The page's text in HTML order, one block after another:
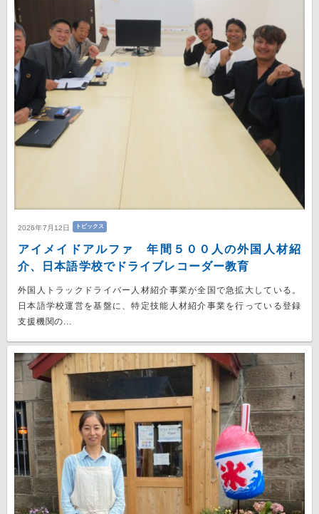
2026年7月12日 トピックス
アイメイドアルファ 年間５００人の外国人材紹
介、日本語学校でドライブレコーダー教育
外国人トラックドライバー人材紹介事業が全国で急拡大している。
日本語学校運営を基盤に、特定技能人材紹介事業を行っている登録
支援機関の...